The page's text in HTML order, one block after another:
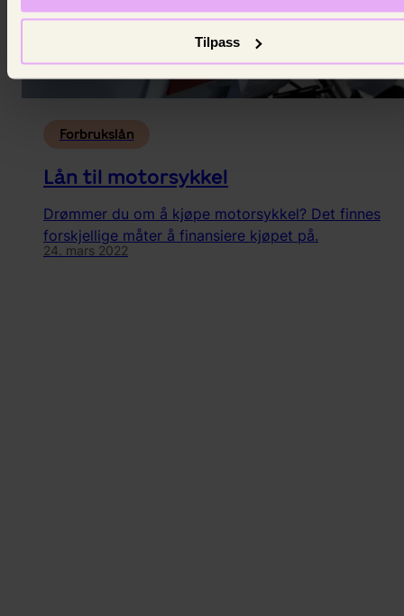
Tilpass
Forbrukslån
Lån til motorsykkel
Drømmer du om å kjøpe motorsykkel? Det finnes
forskjellige måter å finansiere kjøpet på.
24. mars 2022